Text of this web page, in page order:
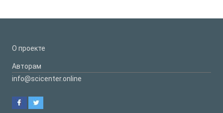
О проекте
Авторам
info@scicenter.online